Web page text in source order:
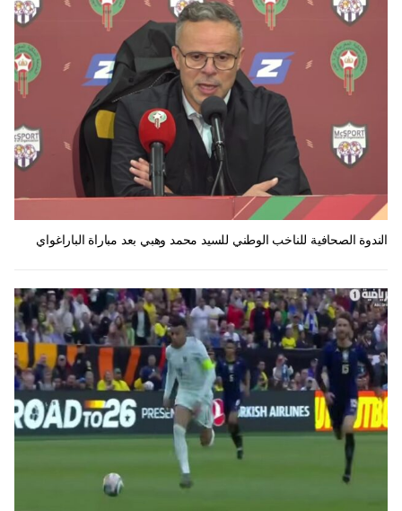
الندوة الصحافية للناخب الوطني للسيد محمد وهبي بعد مباراة الباراغواي